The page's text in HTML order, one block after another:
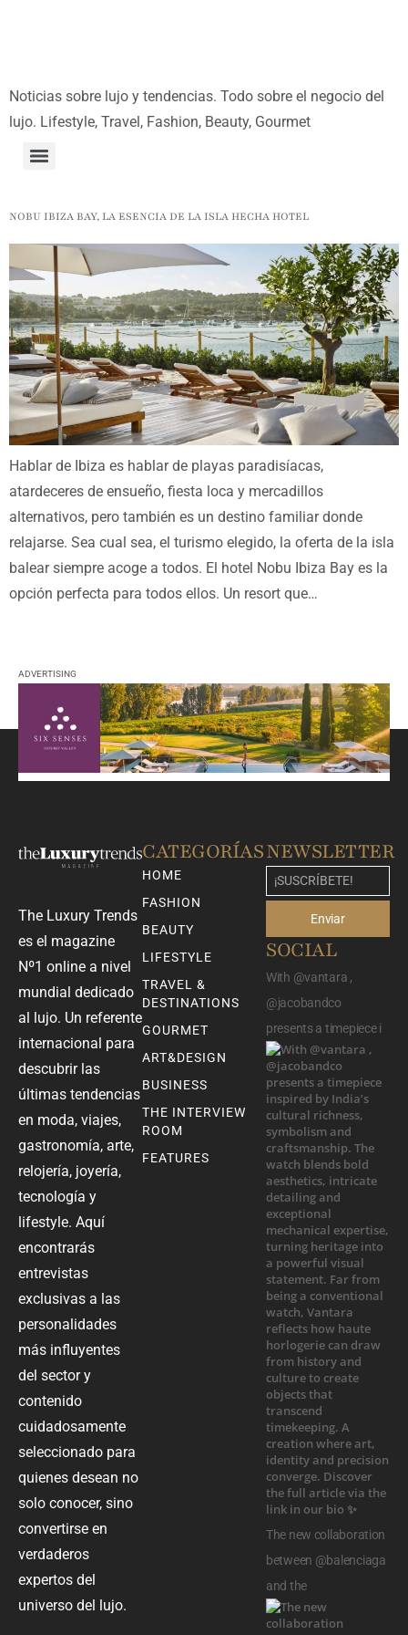
Noticias sobre lujo y tendencias. Todo sobre el negocio del
lujo. Lifestyle, Travel, Fashion, Beauty, Gourmet
NOBU IBIZA BAY, LA ESENCIA DE LA ISLA HECHA HOTEL
Hablar de Ibiza es hablar de playas paradisíacas,
atardeceres de ensueño, fiesta loca y mercadillos
alternativos, pero también es un destino familiar donde
relajarse. Sea cual sea, el turismo elegido, la oferta de la isla
balear siempre acoge a todos. El hotel Nobu Ibiza Bay es la
opción perfecta para todos ellos. Un resort que…
ADVERTISING
The Luxury Trends
es el magazine
Nº1 online a nivel
mundial dedicado
al lujo. Un referente
internacional para
descubrir las
últimas tendencias
en moda, viajes,
gastronomía, arte,
relojería, joyería,
tecnología y
lifestyle. Aquí
encontrarás
entrevistas
exclusivas a las
personalidades
más influyentes
del sector y
contenido
cuidadosamente
seleccionado para
quienes desean no
solo conocer, sino
convertirse en
verdaderos
expertos del
universo del lujo.
CATEGORÍAS
HOME
FASHION
BEAUTY
LIFESTYLE
TRAVEL &
DESTINATIONS
GOURMET
ART&DESIGN
BUSINESS
THE INTERVIEW
ROOM
FEATURES
NEWSLETTER
Enviar
SOCIAL
With @vantara ,
@jacobandco
presents a timepiece i
The new collaboration
between @balenciaga
and the